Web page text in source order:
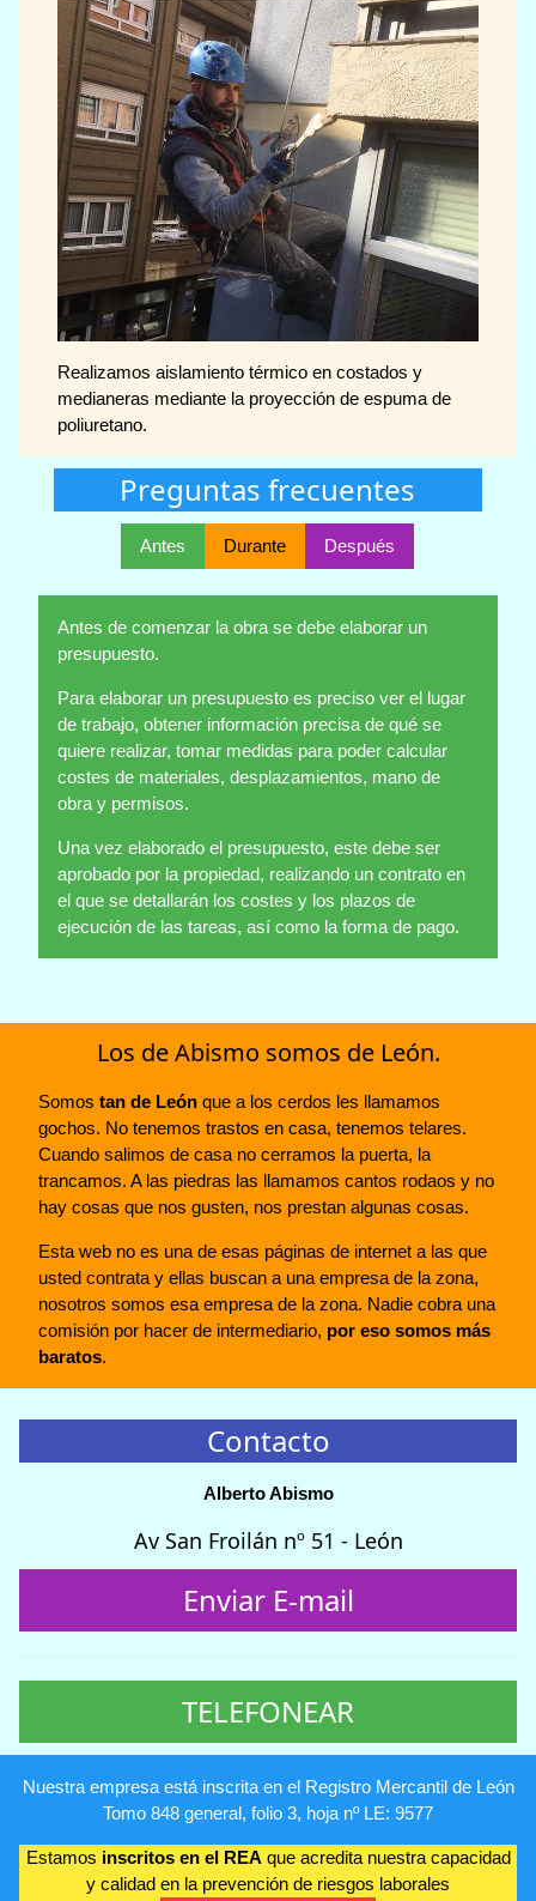
Realizamos aislamiento térmico en costados y
medianeras mediante la proyección de espuma de
poliuretano.
Preguntas frecuentes
Antes Durante Después
Antes de comenzar la obra se debe elaborar un
presupuesto.
Para elaborar un presupuesto es preciso ver el lugar
de trabajo, obtener información precisa de qué se
quiere realizar, tomar medidas para poder calcular
costes de materiales, desplazamientos, mano de
obra y permisos.
Una vez elaborado el presupuesto, este debe ser
aprobado por la propiedad, realizando un contrato en
el que se detallarán los costes y los plazos de
ejecución de las tareas, así como la forma de pago.
Los de Abismo somos de León.
Somos tan de León que a los cerdos les llamamos
gochos. No tenemos trastos en casa, tenemos telares.
Cuando salimos de casa no cerramos la puerta, la
trancamos. A las piedras las llamamos cantos rodaos y no
hay cosas que nos gusten, nos prestan algunas cosas.
Esta web no es una de esas páginas de internet a las que
usted contrata y ellas buscan a una empresa de la zona,
nosotros somos esa empresa de la zona. Nadie cobra una
comisión por hacer de intermediario, por eso somos más
baratos.
Contacto
Alberto Abismo
Av San Froilán nº 51 - León
Enviar E-mail
TELEFONEAR
Nuestra empresa está inscrita en el Registro Mercantil de León
Tomo 848 general, folio 3, hoja nº LE: 9577
Estamos inscritos en el REA que acredita nuestra capacidad
y calidad en la prevención de riesgos laborales